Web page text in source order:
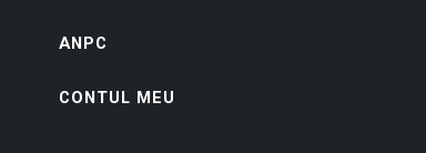
ANPC
CONTUL MEU